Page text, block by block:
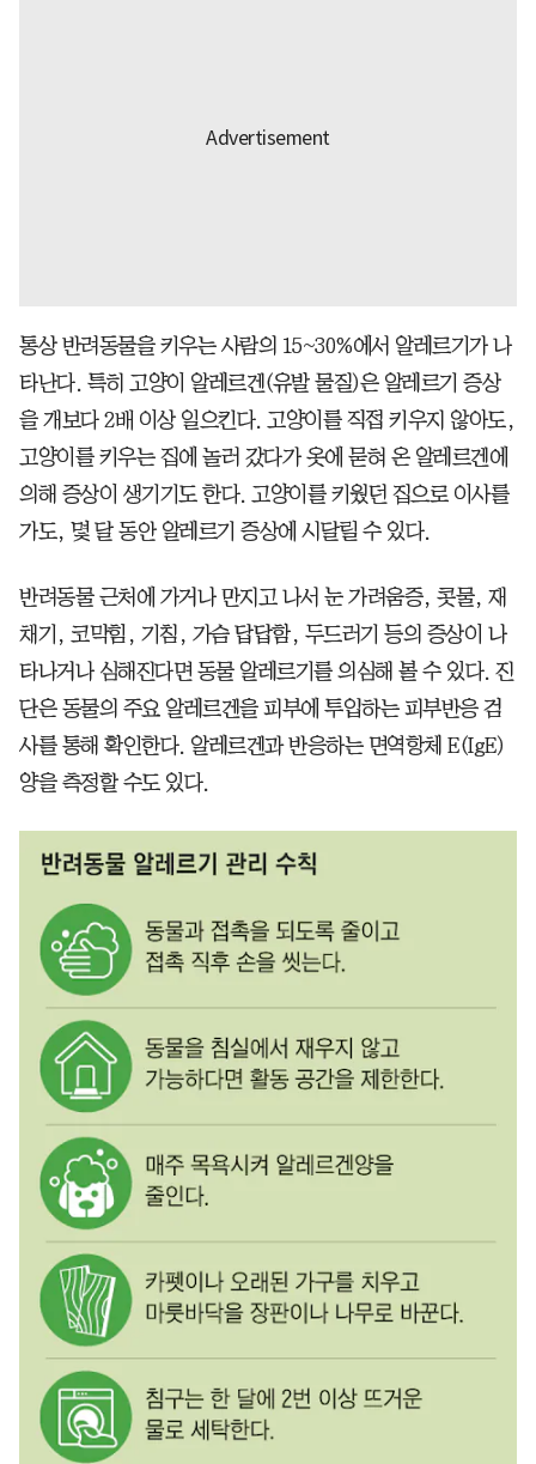
통상 반려동물을 키우는 사람의 15~30%에서 알레르기가 나
타난다. 특히 고양이 알레르겐(유발 물질)은 알레르기 증상
을 개보다 2배 이상 일으킨다. 고양이를 직접 키우지 않아도,
고양이를 키우는 집에 놀러 갔다가 옷에 묻혀 온 알레르겐에
의해 증상이 생기기도 한다. 고양이를 키웠던 집으로 이사를
가도, 몇 달 동안 알레르기 증상에 시달릴 수 있다.
반려동물 근처에 가거나 만지고 나서 눈 가려움증, 콧물, 재
채기, 코막힘, 기침, 가슴 답답함, 두드러기 등의 증상이 나
타나거나 심해진다면 동물 알레르기를 의심해 볼 수 있다. 진
단은 동물의 주요 알레르겐을 피부에 투입하는 피부반응 검
사를 통해 확인한다. 알레르겐과 반응하는 면역항체 E(IgE)
양을 측정할 수도 있다.